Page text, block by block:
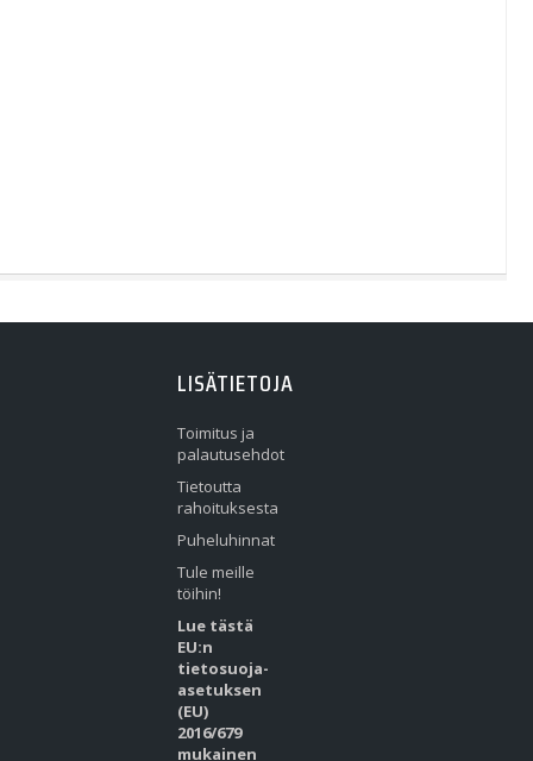
LISÄTIETOJA
Toimitus ja
palautusehdot
Tietoutta
rahoituksesta
Puheluhinnat
Tule meille
töihin!
Lue tästä
EU:n
tietosuoja-
asetuksen
(EU)
2016/679
mukainen